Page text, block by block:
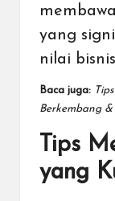
yang
nilai
Baca juga:
Berkembang
Tips
yang